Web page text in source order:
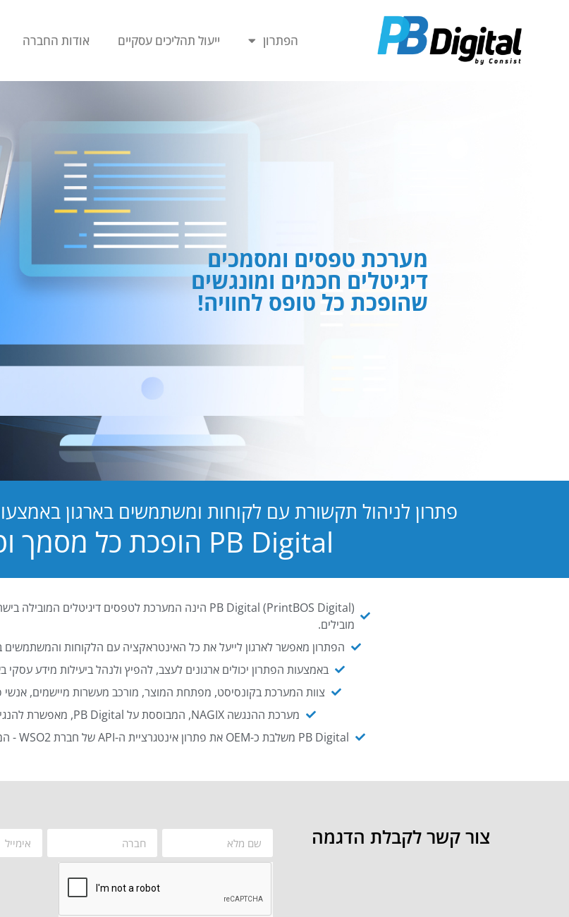
הפתרון ייעול תהליכים עסקיים אודות החברה
מערכת טפסים ומסמכים
דיגיטלים חכמים ומונגשים
שהופכת כל טופס לחוויה!
פתרון לניהול תקשורת עם לקוחות ומשתמשים בארגון
PB Digital הופכת כל מסמך וטופס, לחוויה!
מובילים.
הפתרון מאפשר לארגון לייעל את כל האינטראקציה עם הלקוחות והמשתמשים
באמצעות הפתרון יכולים ארגונים לעצב, להפיץ ולנהל ביעילות מידע עסקי
צוות המערכת בקונסיסט, מפתחת המוצר, מורכב מעשרות מיישמים, אנשי
מערכת ההנגשה NAGIX, המבוססת על PB Digital, מאפשרת להנגיש מסמכים ארגוניים באופן אוטומטי ויעיל.
PB Digital משלבת כ-OEM את פתרון אינטגרציית ה-API של חברת WSO2 - המאפשר לחבר בקלות בין מערכות ארגוניות
צור קשר לקבלת הדגמה